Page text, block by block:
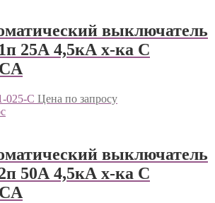
выключатель
25А 4,5кА х-ка С
025-C Цена по запросу
выключатель
50А 4,5кА х-ка С